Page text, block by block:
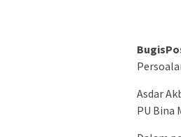
Asdar
PU Bina